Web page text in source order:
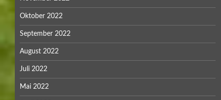
Oktober 2022
September 2022
August 2022
Juli 2022
Mai 2022